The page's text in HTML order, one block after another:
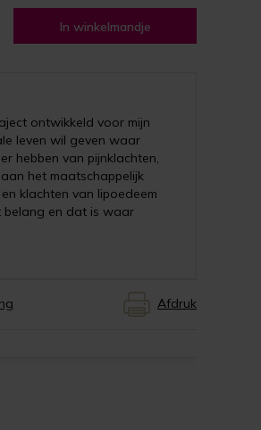
In winkelmandje
ontwikkeld voor mijn
leven wil geven waar
hebben van pijnklachten,
het maatschappelijk
klachten van lipoedeem
belang en dat is waar
Afdruk